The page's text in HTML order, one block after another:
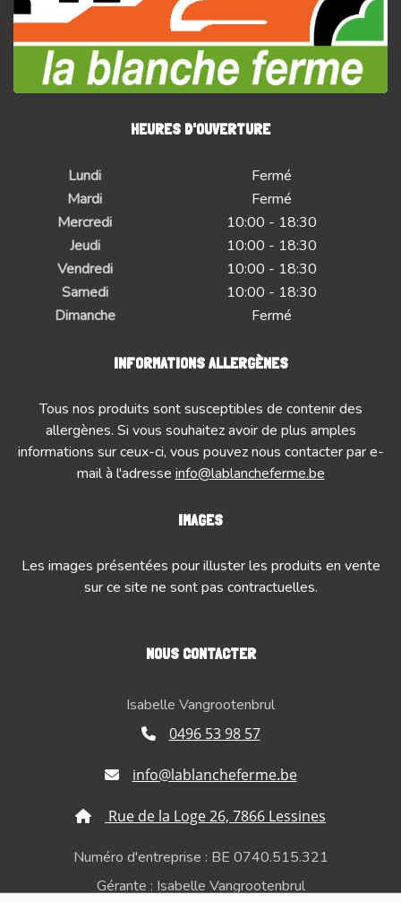
HEURES D'OUVERTURE
Lundi
Fermé
Mardi
Fermé
Mercredi
10:00 - 18:30
Jeudi
10:00 - 18:30
Vendredi
10:00 - 18:30
Samedi
10:00 - 18:30
Dimanche
Fermé
INFORMATIONS ALLERGÈNES
Tous nos produits sont susceptibles de contenir des
allergènes. Si vous souhaitez avoir de plus amples
informations sur ceux-ci, vous pouvez nous contacter par e-
mail à l'adresse info@lablancheferme.be
IMAGES
Les images présentées pour illuster les produits en vente
sur ce site ne sont pas contractuelles.
NOUS CONTACTER
Isabelle Vangrootenbrul
0496 53 98 57
info@lablancheferme.be
Rue de la Loge 26, 7866 Lessines
Numéro d'entreprise : BE 0740.515.321
Gérante : Isabelle Vangrootenbrul